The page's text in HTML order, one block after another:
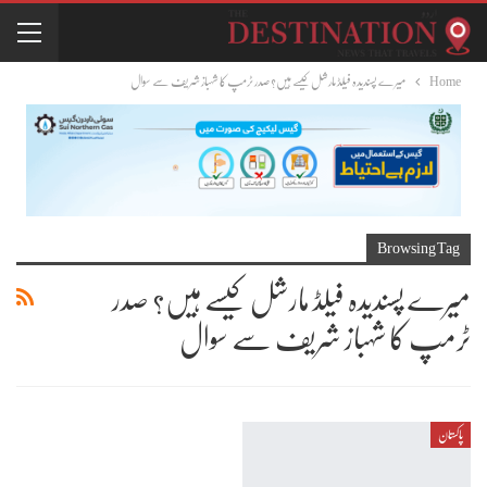
Home میرے پسندیدہ فیلڈ مارشل کیسے ہیں؟ صدر ٹرمپ کا شہباز شریف سے سوال
Browsing Tag
میرے پسندیدہ فیلڈ مارشل کیسے ہیں؟ صدر
ٹرمپ کا شہباز شریف سے سوال
پاکستان